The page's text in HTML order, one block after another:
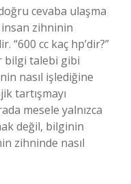
cevaba ulaşma
insan zihninin
“600 cc kaç hp’dir?”
bilgi talebi gibi
nasıl işlediğine
tartışmayı
mesele yalnızca
değil, bilginin
zihninde nasıl